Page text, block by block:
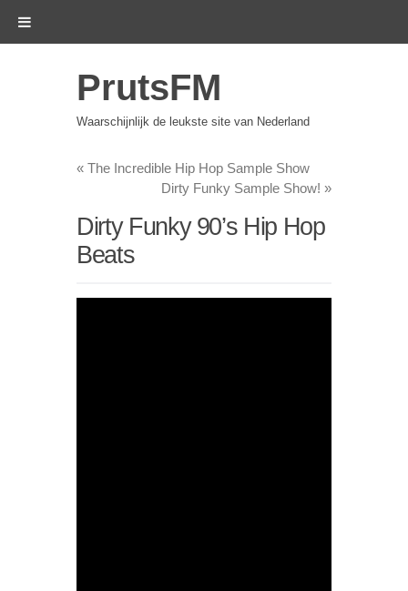
PrutsFM
Waarschijnlijk de leukste site van Nederland
« The Incredible Hip Hop Sample Show
Dirty Funky Sample Show! »
Dirty Funky 90’s Hip Hop
Beats